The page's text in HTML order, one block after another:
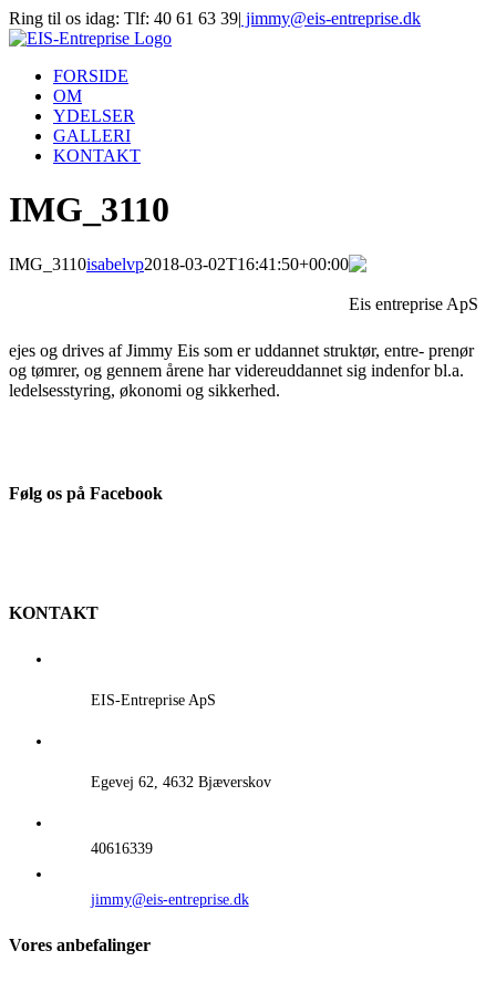
Skip
to
Ring til os idag: Tlf: 40 61 63 39| jimmy@eis-entreprise.dk
FORSIDE
OM
YDELSER
GALLERI
KONTAKT
IMG_3110
IMG_3110isabelvp2018-03-02T16:41:50+00:00
Eis entreprise ApS
ejes og drives af Jimmy Eis som er uddannet struktør, entre- prenør
og tømrer, og gennem årene har videreuddannet sig indenfor bl.a.
ledelsesstyring, økonomi og sikkerhed.
Følg os på Facebook
KONTAKT
EIS-Entreprise ApS
Egevej 62, 4632 Bjæverskov
40616339
jimmy@eis-entreprise.dk
Vores anbefalinger